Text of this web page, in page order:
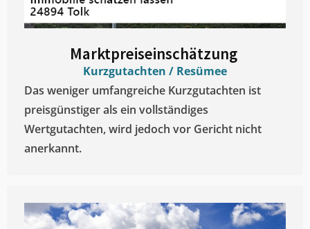
Marktpreiseinschätzung ​
Kurzgutachten / Resümee
Das weniger umfangreiche Kurzgutachten ist
preisgünstiger als ein vollständiges
Wertgutachten, wird jedoch vor Gericht nicht
anerkannt.